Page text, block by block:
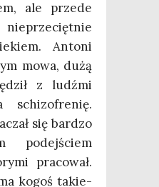
ale przede
Anto­ni
mowa, dużą
z ludź­mi
schi­zo­fre­nię.
się bar­dzo
podej­ściem
pra­co­wał.
kogoś takie­